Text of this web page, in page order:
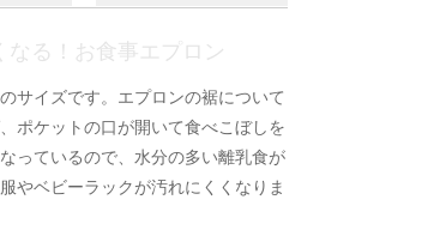
なる！お食事エプロン
サイズです。エプロンの裾について
ポケットの口が開いて食べこぼしを
っているので、水分の多い離乳食が
やベビーラックが汚れにくくなりま